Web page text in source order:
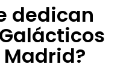
dedican
Madrid?